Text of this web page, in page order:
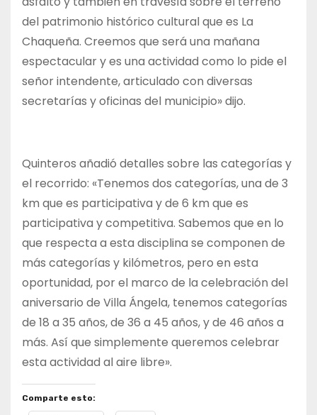
del patrimonio histórico cultural que es La
Chaqueña. Creemos que será una mañana
espectacular y es una actividad como lo pide el
señor intendente, articulado con diversas
secretarías y oficinas del municipio» dijo.
Quinteros añadió detalles sobre las categorías y
el recorrido: «Tenemos dos categorías, una de 3
km que es participativa y de 6 km que es
participativa y competitiva. Sabemos que en lo
que respecta a esta disciplina se componen de
más categorías y kilómetros, pero en esta
oportunidad, por el marco de la celebración del
aniversario de Villa Ángela, tenemos categorías
de 18 a 35 años, de 36 a 45 años, y de 46 años a
más. Así que simplemente queremos celebrar
esta actividad al aire libre».
Comparte esto: